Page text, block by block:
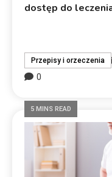
dostęp do
Przepisy i orzeczenia
0
5 MINS READ